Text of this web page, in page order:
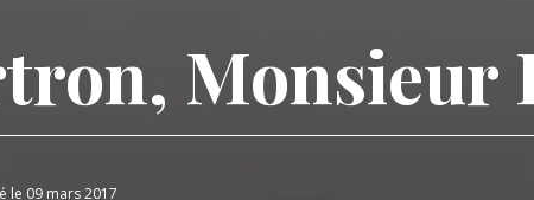
Monsieur
le 09 mars 2017